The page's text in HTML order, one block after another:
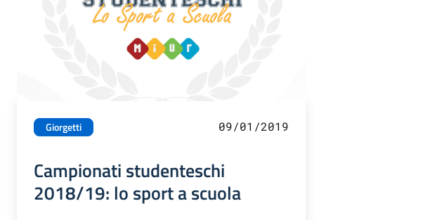
Giorgetti 09/01/2019
Campionati studenteschi
2018/19: lo sport a scuola